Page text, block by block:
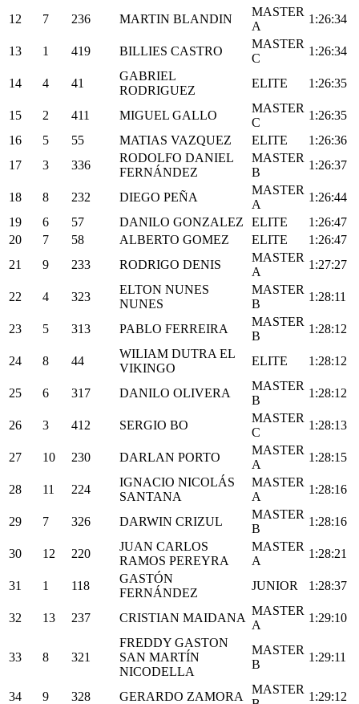
12
7 236 MARTIN BLANDIN
MASTER
A
1:26:34
13 1 419 BILLIES CASTRO
MASTER
C
1:26:34
14 4 41
GABRIEL
RODRIGUEZ
ELITE 1:26:35
15 2 411 MIGUEL GALLO
MASTER
C
1:26:35
16
5 55 MATIAS VAZQUEZ ELITE
1:26:36
17
3 336
RODOLFO DANIEL
FERNÁNDEZ
MASTER
B
1:26:37
18 8 232 DIEGO PEÑA
MASTER
A
1:26:44
19
6 57 DANILO GONZALEZ ELITE
1:26:47
20
7 58 ALBERTO GOMEZ ELITE
1:26:47
21
9 233 RODRIGO DENIS
MASTER
A
1:27:27
22 4 323
ELTON NUNES
NUNES
MASTER
B
1:28:11
23 5 313 PABLO FERREIRA
MASTER
B
1:28:12
24 8 44
WILIAM DUTRA EL
VIKINGO
ELITE 1:28:12
25 6 317 DANILO OLIVERA
MASTER
B
1:28:12
26 3 412 SERGIO BO
MASTER
C
1:28:13
27 10 230 DARLAN PORTO
MASTER
A
1:28:15
28 11 224
IGNACIO NICOLÁS
SANTANA
MASTER
A
1:28:16
29 7 326 DARWIN CRIZUL
MASTER
B
1:28:16
30 12 220
JUAN CARLOS
RAMOS PEREYRA
MASTER
A
1:28:21
31 1 118
GASTÓN
FERNÁNDEZ
JUNIOR 1:28:37
32 13 237 CRISTIAN MAIDANA
MASTER
A
1:29:10
33 8 321
FREDDY GASTON
SAN MARTÍN
NICODELLA
MASTER
B
1:29:11
34 9 328 GERARDO ZAMORA
MASTER
1:29:12